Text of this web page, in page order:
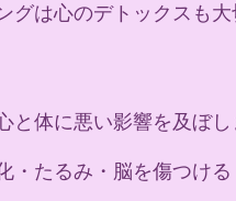
グは心のデトックスも大
と体に悪い影響を及ぼし
・たるみ・脳を傷つけ